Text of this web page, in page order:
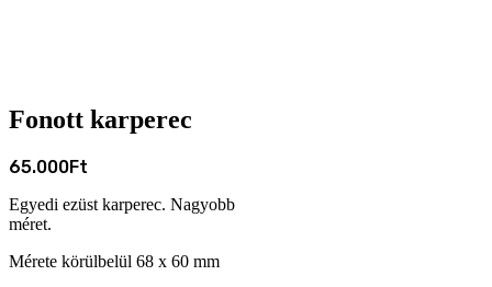
Fonott karperec
65.000Ft
Egyedi ezüst karperec. Nagyobb
méret.
Mérete körülbelül 68 x 60 mm